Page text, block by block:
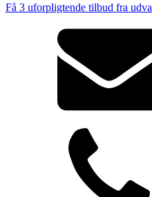
Få 3 uforpligtende tilbud fra